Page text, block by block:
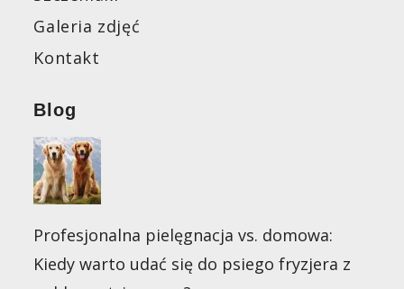
Galeria zdjęć
Kontakt
Blog
Profesjonalna pielęgnacja vs. domowa:
Kiedy warto udać się do psiego fryzjera z